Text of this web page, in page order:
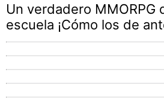
Un verdadero MMORPG
escuela ¡Cómo los de